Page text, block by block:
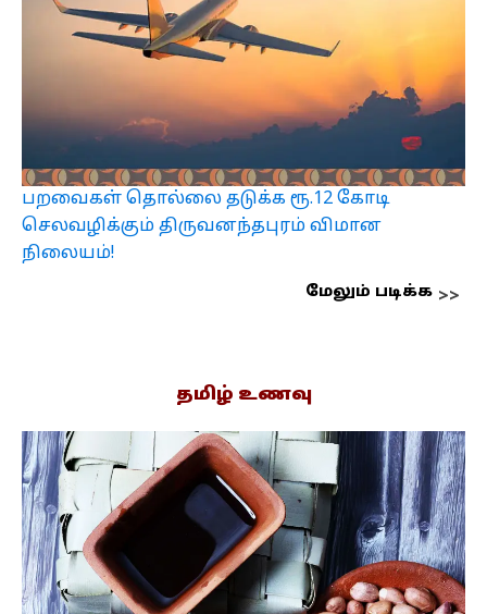
பறவைகள் தொல்லை தடுக்க ரூ.12 கோடி
செலவழிக்கும் திருவனந்தபுரம் விமான
நிலையம்!
மேலும் படிக்க
தமிழ் உணவு